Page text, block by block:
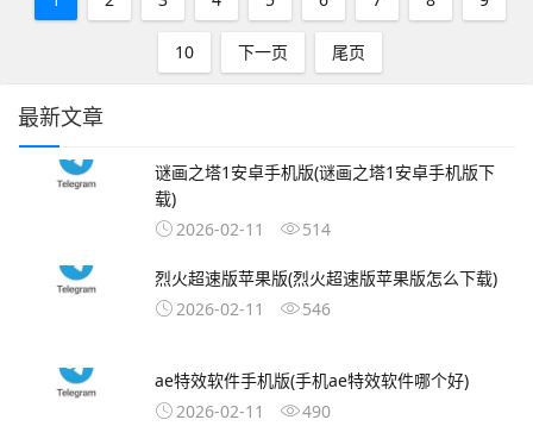
10 下一页 尾页
最新文章
谜画之塔1安卓手机版(谜画之塔1安卓手机版下
载)
2026-02-11
514
烈火超速版苹果版(烈火超速版苹果版怎么下载)
2026-02-11
546
ae特效软件手机版(手机ae特效软件哪个好)
2026-02-11
490